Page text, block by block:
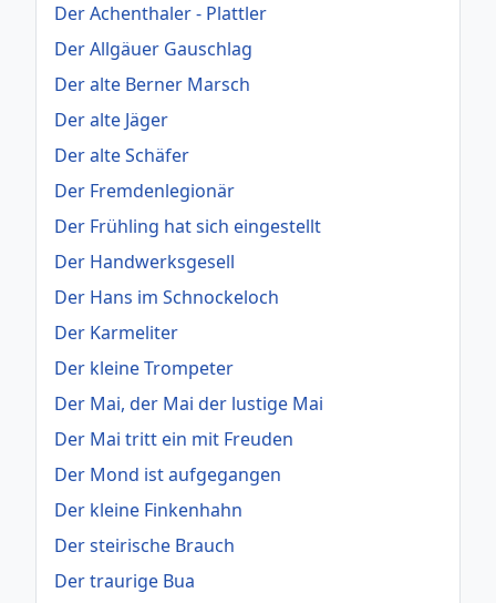
Der Achenthaler - Plattler
Der Allgäuer Gauschlag
Der alte Berner Marsch
Der alte Jäger
Der alte Schäfer
Der Fremdenlegionär
Der Frühling hat sich eingestellt
Der Handwerksgesell
Der Hans im Schnockeloch
Der Karmeliter
Der kleine Trompeter
Der Mai, der Mai der lustige Mai
Der Mai tritt ein mit Freuden
Der Mond ist aufgegangen
Der kleine Finkenhahn
Der steirische Brauch
Der traurige Bua